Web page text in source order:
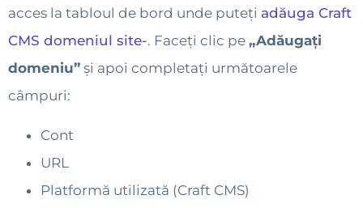
acces la tabloul de bord unde puteți adăuga Craft
CMS domeniul site-. Faceți clic pe „Adăugați
domeniu” și apoi completați următoarele
câmpuri:
Cont
URL
Platformă utilizată (Craft CMS)